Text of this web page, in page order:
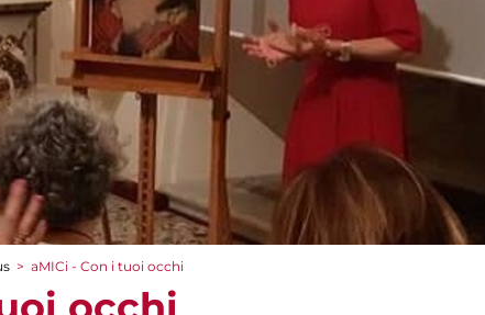
> aMICi - Con i tuoi occhi